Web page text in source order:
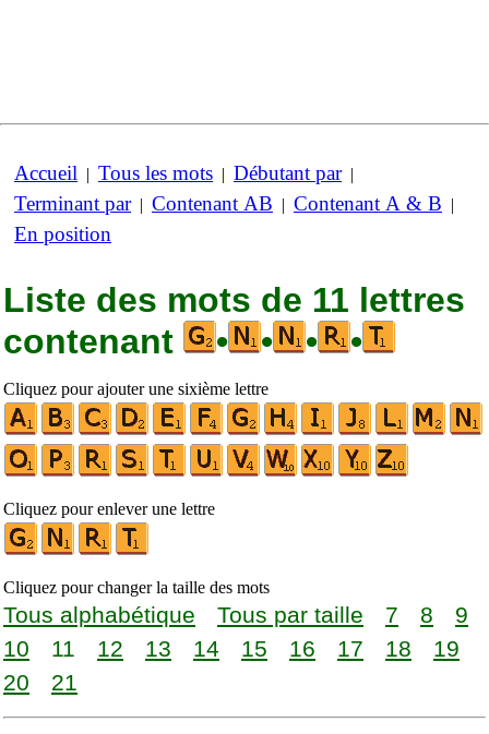
Accueil | Tous les mots | Débutant par|
Terminant par| Contenant AB | Contenant A & B |
En position
Liste des mots de 11 lettres
contenant
• • • •
Cliquez pour ajouter une sixième lettre
Cliquez pour enlever une lettre
Cliquez pour changer la taille des mots
Tous alphabétique Tous par taille 7 8
9
10
11 12 13 14 15 16 17 18
19
20
21